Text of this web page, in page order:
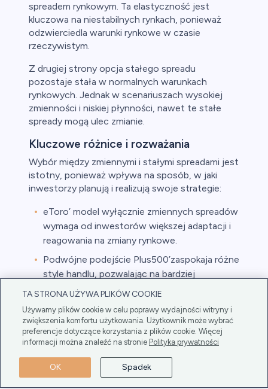
spreadem rynkowym. Ta elastyczność jest
kluczowa na niestabilnych rynkach, ponieważ
odzwierciedla warunki rynkowe w czasie
rzeczywistym.
Z drugiej strony opcja stałego spreadu
pozostaje stała w normalnych warunkach
rynkowych. Jednak w scenariuszach wysokiej
zmienności i niskiej płynności, nawet te stałe
spready mogą ulec zmianie.
Kluczowe różnice i rozważania
Wybór między zmiennymi i stałymi spreadami jest
istotny, ponieważ wpływa na sposób, w jaki
inwestorzy planują i realizują swoje strategie:
eToro’ model wyłącznie zmiennych spreadów
wymaga od inwestorów większej adaptacji i
reagowania na zmiany rynkowe.
Podwójne podejście Plus500’zaspokaja różne
style handlu, pozwalając na bardziej
przewidywalną strukturę kosztów ze stałymi
dynamicznych spreadów.
Dla inwestorów zrozumienie tych struktur
spreadów jest niezbędne w zarządzaniu ryzykiem
i optymalizacji strategii handlowych na eToro lub
Plus500.
TA STRONA UŻYWA PLIKÓW COOKIE
Używamy plików cookie w celu poprawy wydajności witryny i
zwiększenia komfortu użytkowania. Użytkownik może wybrać
preferencje dotyczące korzystania z plików cookie. Więcej
informacji można znaleźć na stronie Polityka prywatności
OK Spadek